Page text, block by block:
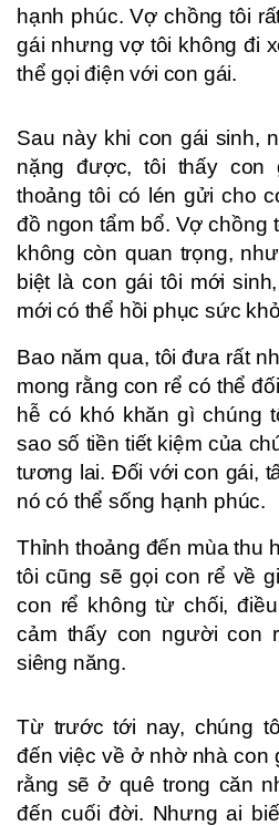
hạnh phúc. Vợ chồng tôi
gái nhưng vợ tôi không đi
thể gọi điện với con gái.
Sau này khi con gái sinh,
nặng được, tôi thấy con
thoảng tôi có lén gửi cho
đồ ngon tẩm bổ. Vợ chồng
không còn quan trọng,
biệt là con gái tôi mới
mới có thể hồi phục sức
Bao năm qua, tôi đưa rất
mong rằng con rể có thể
hễ có khó khăn gì chúng
sao số tiền tiết kiệm của
tương lai. Đối với con gái,
nó có thể sống hạnh phúc.
Thỉnh thoảng đến mùa thu
tôi cũng sẽ gọi con rể về
con rể không từ chối,
cảm thấy con người con
siêng năng.
Từ trước tới nay, chúng
đến việc về ở nhờ nhà con
rằng sẽ ở quê trong căn
đến cuối đời. Nhưng ai